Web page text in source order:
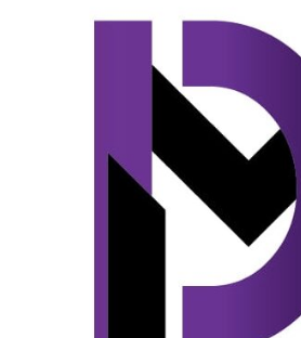
Mai puțini bani pentru
partea UE: „Nu